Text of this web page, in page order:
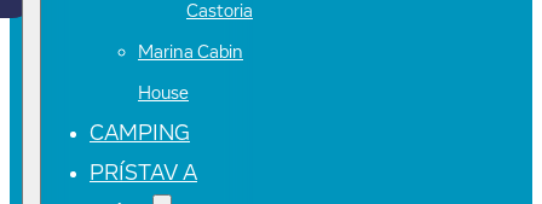
Castoria
Marina Cabin
House
CAMPING
PRÍSTAV A